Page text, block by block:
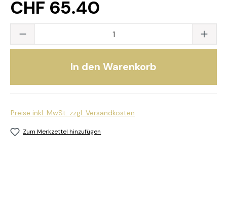
CHF 65.40
Produkt Anzahl: Gib den gewünschten
In den Warenkorb
Preise inkl. MwSt. zzgl. Versandkosten
Zum Merkzettel hinzufügen